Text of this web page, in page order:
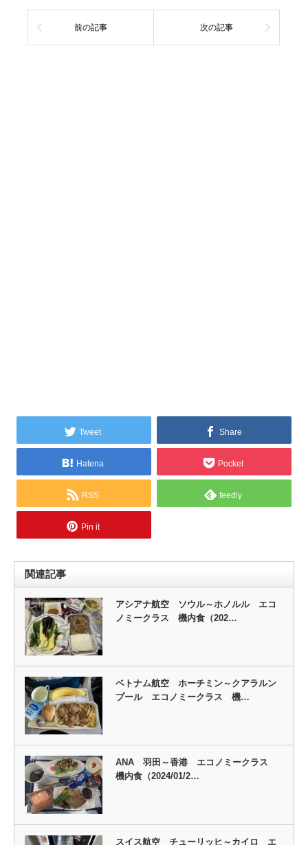
前の記事 次の記事
Tweet Share
Hatena Pocket
RSS feedly
Pin it
関連記事
アシアナ航空 ソウル～ホノルル エコ
ノミークラス 機内食（202…
ベトナム航空 ホーチミン～クアラルン
プール エコノミークラス 機…
ANA 羽田～香港 エコノミークラス
機内食（2024/01/2…
スイス航空 チューリッヒ～カイロ エ